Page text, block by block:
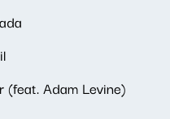
(feat. Adam Levine)